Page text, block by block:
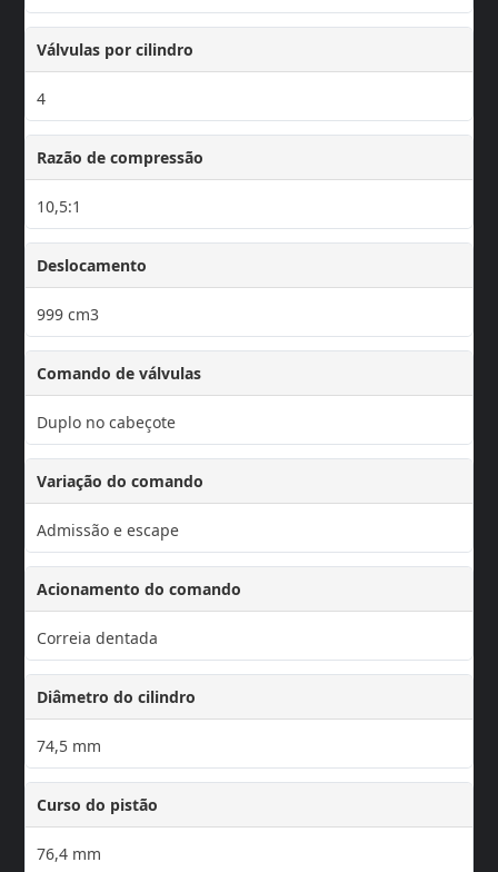
Válvulas por cilindro
4
Razão de compressão
10,5:1
Deslocamento
999 cm3
Comando de válvulas
Duplo no cabeçote
Variação do comando
Admissão e escape
Acionamento do comando
Correia dentada
Diâmetro do cilindro
74,5 mm
Curso do pistão
76,4 mm